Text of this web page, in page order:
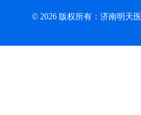
© 2026 版权所有：济南明天